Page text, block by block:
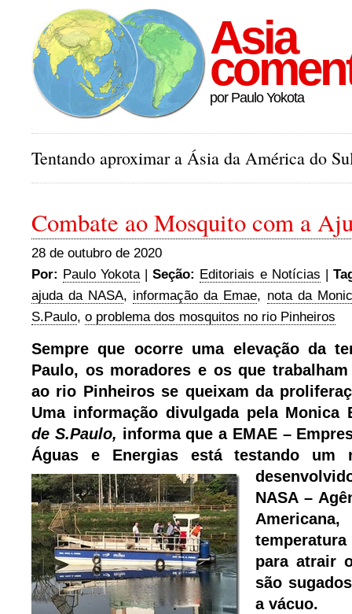
Asia
por Paulo Yokota
Tentando aproximar a Ásia da América do
Combate ao Mosquito com a
28 de outubro de 2020
Por: Paulo Yokota|Seção: Editoriais e Notícias |
ajuda da NASA, informação da Emae, nota da
S.Paulo, o problema dos mosquitos no rio Pinheiros
Sempre que ocorre uma elevação da
Paulo, os moradores e os que
ao rio Pinheiros se queixam da
Uma informação divulgada pela Monica
de S.Paulo, informa que a EMAE –
Águas e Energias está testando um
NASA –
para atrair
são
a vácuo.